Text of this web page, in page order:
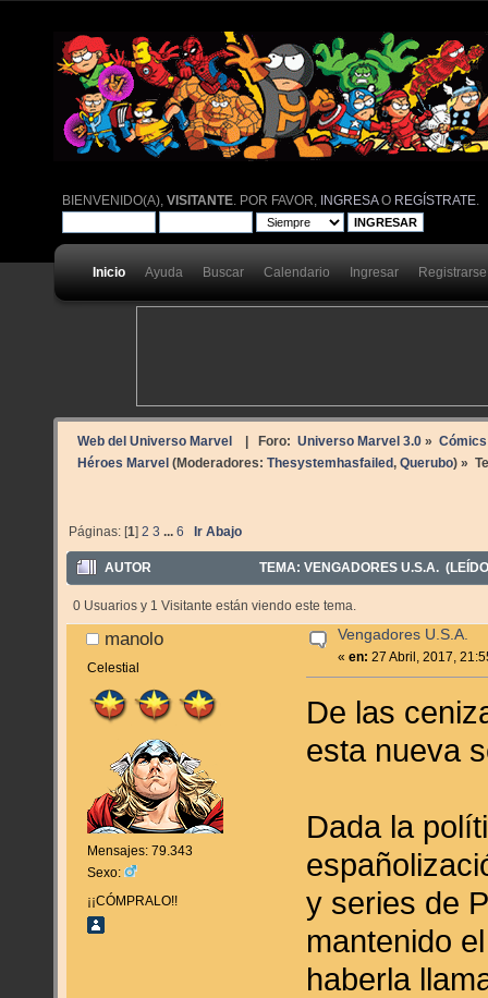
BIENVENIDO(A),VISITANTE . POR FAVOR, INGRESAO REGÍSTRATE
Inicio Ayuda Buscar Calendario Ingresar Registrarse
Web del Universo Marvel | Foro: Universo Marvel 3.0» Cómics
Héroes Marvel (Moderadores: Thesystemhasfailed, Querubo) »
Páginas: [1]2 3 ...6 Ir Abajo
AUTOR TEMA: VENGADORES U.S.A.
0 Usuarios y 1 Visitante están viendo este tema.
manolo
Celestial
Mensajes: 79.343
Sexo:
¡¡CÓMPRALO!!
Vengadores U.S.A.
«en: 27 Abril, 2017,
De las
esta nueva
Dada la
y series de
mantenido
haberla